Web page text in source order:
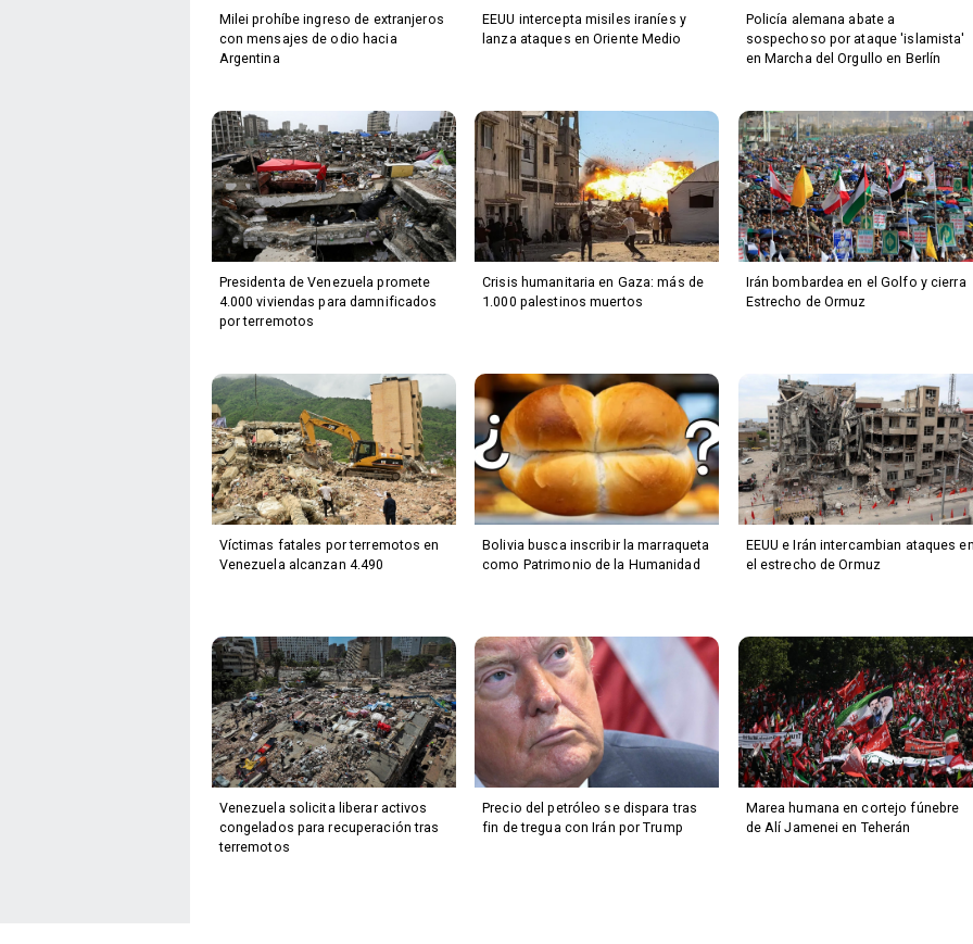
Milei prohíbe ingreso de extranjeros
con mensajes de odio hacia
Argentina
EEUU intercepta misiles iraníes y
lanza ataques en Oriente Medio
Policía alemana abate a
sospechoso por ataque 'islamista'
en Marcha del Orgullo en Berlín
Presidenta de Venezuela promete
4.000 viviendas para damnificados
por terremotos
Crisis humanitaria en Gaza: más de
1.000 palestinos muertos
Irán bombardea en el Golfo y cierra
Estrecho de Ormuz
Víctimas fatales por terremotos en
Venezuela alcanzan 4.490
Bolivia busca inscribir la marraqueta
como Patrimonio de la Humanidad
EEUU e Irán intercambian ataques en
el estrecho de Ormuz
Venezuela solicita liberar activos
congelados para recuperación tras
terremotos
Precio del petróleo se dispara tras
fin de tregua con Irán por Trump
Marea humana en cortejo fúnebre
de Alí Jamenei en Teherán